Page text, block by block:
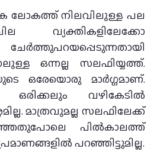
ലോകത്ത് നിലവിലുള്ള പല
വ്യക്തികളിലേക്കോ
ഒന്നല്ല സലഫിയ്യത്ത്.
ഒരേയൊരു മാര്‍ഗ്ഗമാണ്.
വഴികേടില്‍
മാത്രവുമല്ല സലഫിലേക്ക്
പില്‍കാലത്ത്
പറഞ്ഞിട്ടുമില്ല.